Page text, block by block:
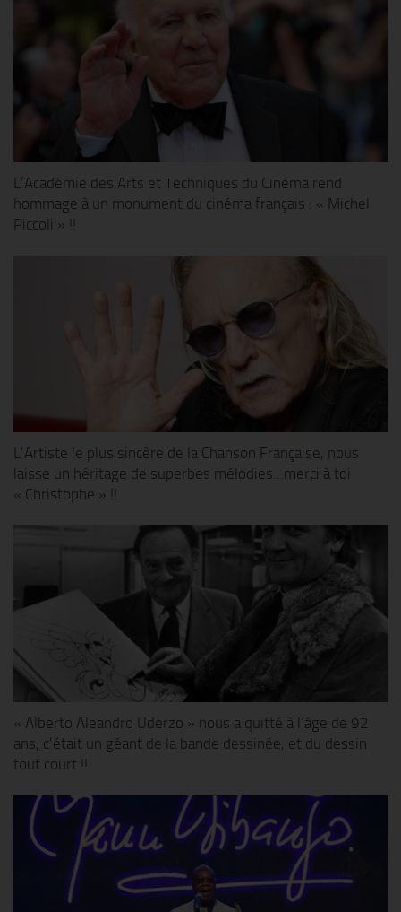
L’Académie des Arts et Techniques du Cinéma rend
hommage à un monument du cinéma français : « Michel
Piccoli » !!
L’Artiste le plus sincère de la Chanson Française, nous
laisse un héritage de superbes mélodies…merci à toi
« Christophe » !!
« Alberto Aleandro Uderzo » nous a quitté à l’âge de 92
ans, c’était un géant de la bande dessinée, et du dessin
tout court !!